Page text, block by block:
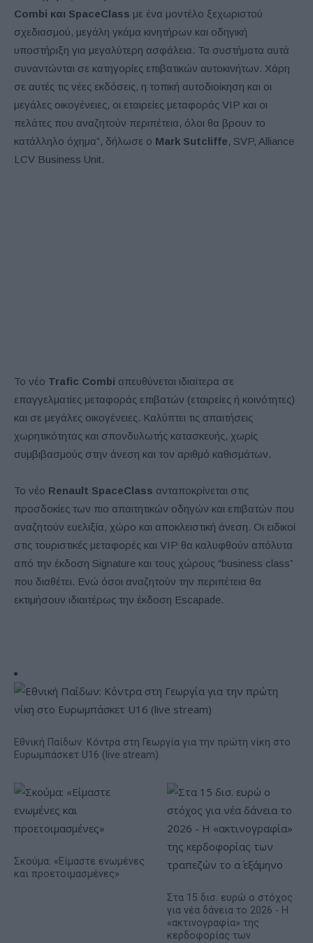
Combi και SpaceClass με ένα μοντέλο ξεχωριστού
σχεδιασμού, μεγάλη γκάμα κινητήρων και οδηγική
υποστήριξη για μεγαλύτερη ασφάλεια. Τα συστήματα αυτά
συναντώνται σε κατηγορίες επιβατικών αυτοκινήτων. Χάρη
σε αυτές τις νέες εκδόσεις, η τοπική αυτοδιοίκηση και οι
μεγάλες οικογένειες, οι εταιρείες μεταφοράς VIP και οι
πελάτες που αναζητούν περιπέτεια, όλοι θα βρουν το
κατάλληλο όχημα”, δήλωσε ο Mark Sutcliffe, SVP, Alliance
LCV Business Unit.
Το νέο Trafic Combi απευθύνεται ιδιαίτερα σε
επαγγελματίες μεταφοράς επιβατών (εταιρείες ή κοινότητες)
και σε μεγάλες οικογένειες. Καλύπτει τις απαιτήσεις
χωρητικότητας και σπονδυλωτής κατασκευής, χωρίς
συμβιβασμούς στην άνεση και τον αριθμό καθισμάτων.
Το νέο Renault SpaceClass ανταποκρίνεται στις
προσδοκίες των πιο απαιτητικών οδηγών και επιβατών που
αναζητούν ευελιξία, χώρο και αποκλειστική άνεση. Οι ειδικοί
στις τουριστικές μεταφορές και VIP θα καλυφθούν απόλυτα
από την έκδοση Signature και τους χώρους “business class”
που διαθέτει. Ενώ όσοι αναζητούν την περιπέτεια θα
εκτιμήσουν ιδιαιτέρως την έκδοση Escapade.
Εθνική Παίδων: Κόντρα στη Γεωργία για την πρώτη νίκη στο
Ευρωμπάσκετ U16 (live stream)
Σκούμα: «Είμαστε ενωμένες
και προετοιμασμένες»
Στα 15 δισ. ευρώ ο στόχος
για νέα δάνεια το 2026 - Η
«ακτινογραφία» της
κερδοφορίας των